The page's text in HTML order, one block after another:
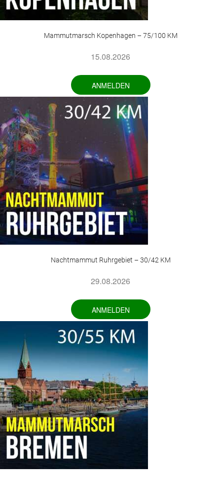
Mammutmarsch Kopenhagen – 75/100 KM
15.08.2026
ANMELDEN
Nachtmammut Ruhrgebiet – 30/42 KM
29.08.2026
ANMELDEN